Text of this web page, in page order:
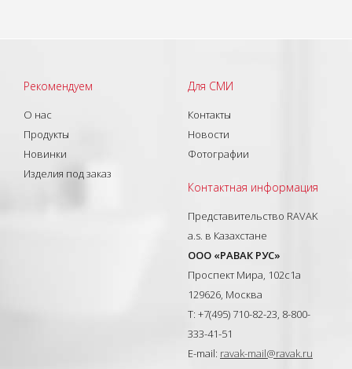
Рекомендуем
О нас
Продукты
Новинки
Изделия под заказ
Для СМИ
Контакты
Новости
Фотографии
Контактная информация
Представительство RAVAK
a.s. в Казахстане
ООО «РАВАК РУС»
Проспект Мира, 102с1а
129626, Москва
T: +7(495) 710-82-23, 8-800-
333-41-51
E-mail: ravak-mail@ravak.ru